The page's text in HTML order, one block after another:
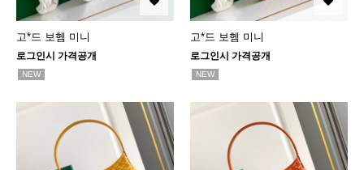
고*드 보헴 미니
로그인시 가격공개
NEW
고*드 보헴 미니
로그인시 가격공개
NEW